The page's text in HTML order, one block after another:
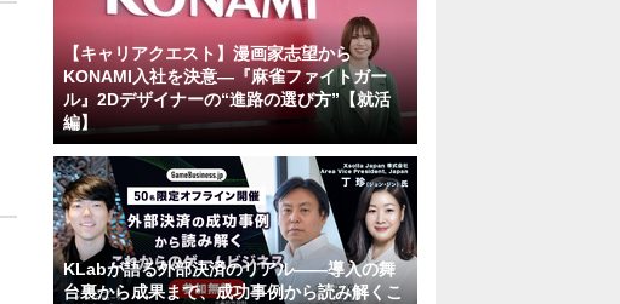
【キャリアクエスト】漫画家志望から
KONAMI入社を決意―『麻雀ファイトガー
ル』2Dデザイナーの“進路の選び方”【就活
編】
KLabが語る外部決済のリアル――導入の舞
台裏から成果まで、成功事例から読み解くこ